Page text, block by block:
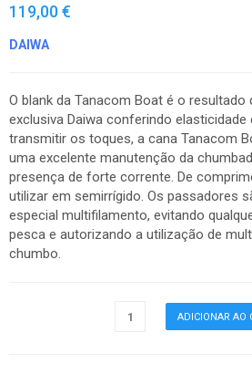
119,00 €
DAIWA
O blank da Tanacom Boat é o resultado
exclusiva Daiwa conferindo elasticidade
transmitir os toques, a cana Tanacom
uma excelente manutenção da
presença de forte corrente. De
utilizar em semirrígido. Os passadores
especial multifilamento, evitando
pesca e autorizando a utilização de
chumbo.